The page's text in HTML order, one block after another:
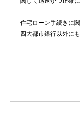
住宅ローン手続きに
四大都市銀行以外に